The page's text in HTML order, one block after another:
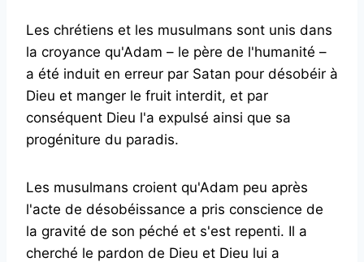
Les chrétiens et les musulmans sont unis dans
la croyance qu'Adam – le père de l'humanité –
a été induit en erreur par Satan pour désobéir à
Dieu et manger le fruit interdit, et par
conséquent Dieu l'a expulsé ainsi que sa
progéniture du paradis.
Les musulmans croient qu'Adam peu après
l'acte de désobéissance a pris conscience de
la gravité de son péché et s'est repenti. Il a
cherché le pardon de Dieu et Dieu lui a